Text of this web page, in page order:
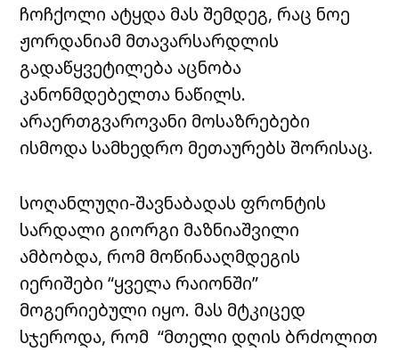
ჩოჩქოლი ატყდა მას შემდეგ, რაც ნოე
ჟორდანიამ მთავარსარდლის
გადაწყვეტილება აცნობა
კანონმდებელთა ნაწილს.
არაერთგვაროვანი მოსაზრებები
ისმოდა სამხედრო მეთაურებს შორისაც.
სოღანლუღი-შავნაბადას ფრონტის
სარდალი გიორგი მაზნიაშვილი
ამბობდა, რომ მოწინააღმდეგის
იერიშები “ყველა რაიონში”
მოგერიებული იყო. მას მტკიცედ
სჯეროდა, რომ “მთელი დღის ბრძოლით